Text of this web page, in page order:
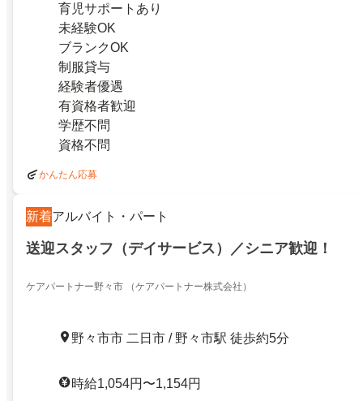
育児サポートあり
未経験OK
ブランクOK
制服貸与
経験者優遇
有資格者歓迎
学歴不問
資格不問
かんたん応募
新着アルバイト・パート
送迎スタッフ（デイサービス）／シニア歓迎！
ケアパートナー野々市 （ケアパートナー株式会社）
野々市市 二日市 / 野々市駅 徒歩約5分
時給1,054円〜1,154円